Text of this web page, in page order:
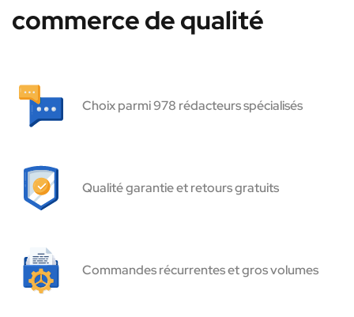
commerce de qualité
Choix parmi 978 rédacteurs spécialisés
Qualité garantie et retours gratuits
Commandes récurrentes et gros volumes